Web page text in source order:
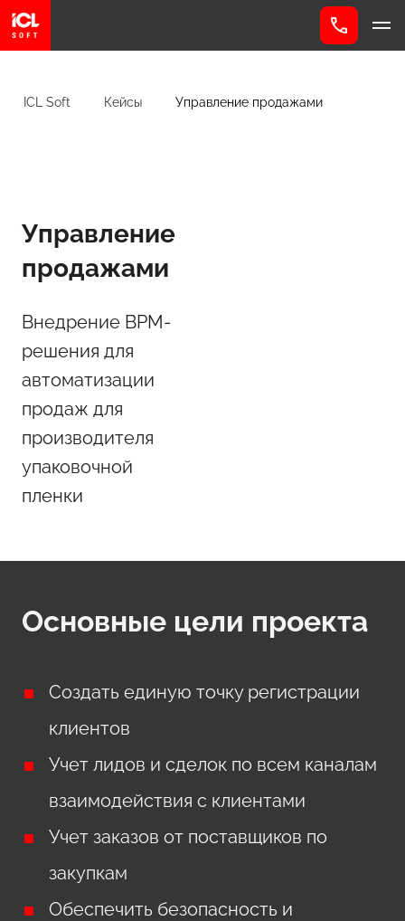
ICL Soft Кейсы Управление продажами
Управление
продажами
Внедрение BPM-
решения для
автоматизации
продаж для
производителя
упаковочной
пленки
Основные цели проекта
Создать единую точку регистрации
клиентов
Учет лидов и сделок по всем каналам
взаимодействия с клиентами
Учет заказов от поставщиков по
закупкам
Обеспечить безопасность и